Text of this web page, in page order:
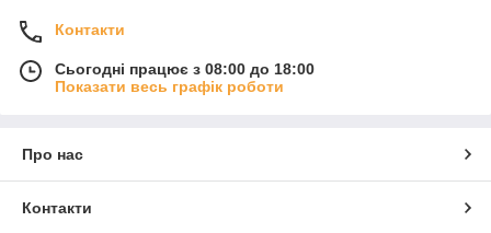
Контакти
Сьогодні працює з 08:00 до 18:00
Показати весь графік роботи
Про нас
Контакти